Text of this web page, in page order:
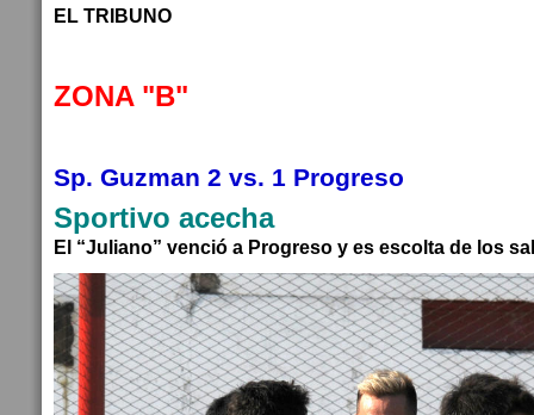
EL TRIBUNO
ZONA "B"
Sp. Guzman 2 vs. 1 Progreso
Sportivo acecha
El “Juliano” venció a Progreso y es escolta de los